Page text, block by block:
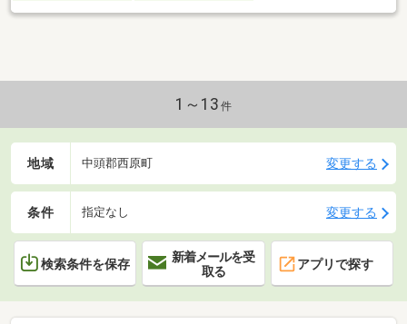
1～13 件
地域 中頭郡西原町 変更する
条件 指定なし 変更する
検索条件を保存
新着メールを受
取る
アプリで探す